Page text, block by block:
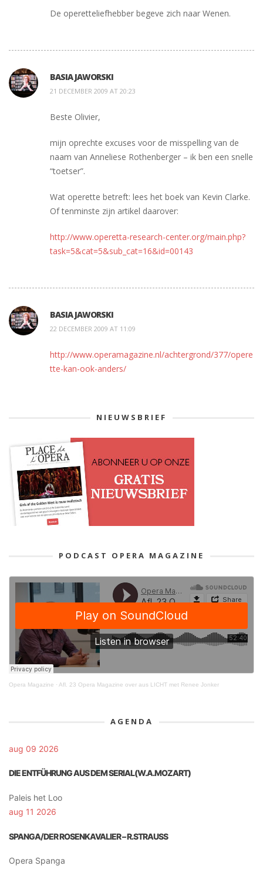
De operetteliefhebber begeve zich naar Wenen.
BASIA JAWORSKI
21 DECEMBER 2009 AT 20:23
Beste Olivier,
mijn oprechte excuses voor de misspelling van de
naam van Anneliese Rothenberger – ik ben een snelle
“toetser”.
Wat operette betreft: lees het boek van Kevin Clarke.
Of tenminste zijn artikel daarover:
http://www.operetta-research-center.org/main.php?
task=5&cat=5&sub_cat=16&id=00143
BASIA JAWORSKI
22 DECEMBER 2009 AT 11:09
http://www.operamagazine.nl/achtergrond/377/opere
tte-kan-ook-anders/
NIEUWSBRIEF
PODCAST OPERA MAGAZINE
Opera Magazine · Afl. 23 Opera Magazine over aus LICHT met Renee Jonker
AGENDA
aug 09 2026
DIE ENTFÜHRUNG AUS DEM SERIAL(W.A.MOZART)
Paleis het Loo
aug 11 2026
SPANGA/DER ROSENKAVALIER – R.STRAUSS
Opera Spanga